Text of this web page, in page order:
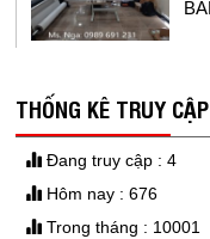
THỐNG KÊ TRUY CẬP
Đang truy cập : 4
Hôm nay : 676
Trong tháng : 10001